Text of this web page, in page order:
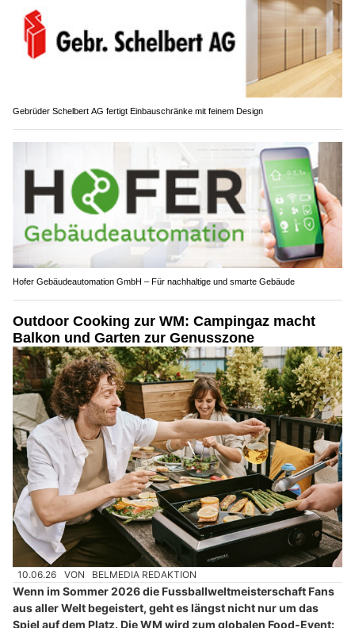
Gebrüder Schelbert AG fertigt Einbauschränke mit feinem Design
Hofer Gebäudeautomation GmbH – Für nachhaltige und smarte Gebäude
Outdoor Cooking zur WM: Campingaz macht
Balkon und Garten zur Genusszone
10.06.26 VON BELMEDIA REDAKTION
Wenn im Sommer 2026 die Fussballweltmeisterschaft Fans
aus aller Welt begeistert, geht es längst nicht nur um das
Spiel auf dem Platz. Die WM wird zum globalen Food-Event: